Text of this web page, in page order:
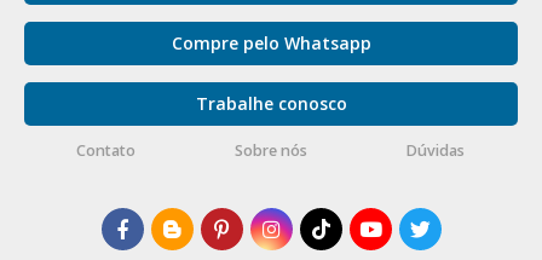
Compre pelo Whatsapp
Trabalhe conosco
Contato Sobre nós Dúvidas